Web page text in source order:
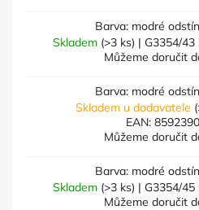
Barva: modré
Skladem (>3 ks) | G3354/43
Můžeme doručit
Barva: modré
Skladem u dodavatele
EAN:
Můžeme doručit
Barva: modré
Skladem (>3 ks) | G3354/45
Můžeme doručit